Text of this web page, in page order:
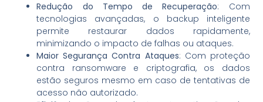
Redução do Tempo de Recuperação: Com
tecnologias avançadas, o backup inteligente
permite restaurar dados rapidamente,
minimizando o impacto de falhas ou ataques.
Maior Segurança Contra Ataques: Com proteção
contra ransomware e criptografia, os dados
estão seguros mesmo em caso de tentativas de
acesso não autorizado.